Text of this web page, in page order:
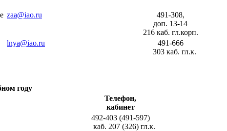
zaa@iao.ru
491-308,
доп. 13-14
216 каб. гл.корп.
lnya@iao.ru
491-666
303 каб. гл.к.
году
Телефон,
кабинет
492-403 (491-597)
каб. 207 (326) гл.к.